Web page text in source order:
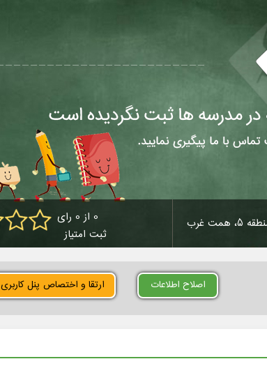
همت غرب
0 از 0 رای
ثبت امتیاز
اصلاح اطلاعات ارتقا و اختصاص پنل کاربری